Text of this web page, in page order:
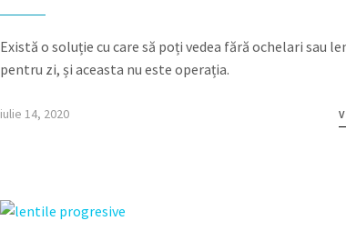
Există o soluție cu care să poți vedea fără ochelari sau
pentru zi, și aceasta nu este operația.
iulie 14, 2020